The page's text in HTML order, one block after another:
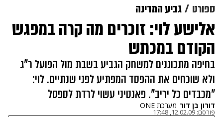
ספורט גביע המדינה
אלישע לוי: זוכרים מה קרה במפגש
הקודם במכתש
בחיפה מתכוננים למשחק הגביע בשבת מול הפועל ר"ג
ולא שוכחים את ההפסד המפתיע לפני שנתיים. לוי:
"מכבדים כל יריב". פאנטיני עשוי לרדת לספסל
דורון בן דור מערכת ONE
פורסם: 12.02.09, 17:48